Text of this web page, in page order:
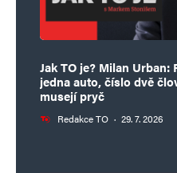
Jak TO je? Milan
jedna auto, číslo dvě
musejí pryč
Redakce TO · 29. 7. 2026